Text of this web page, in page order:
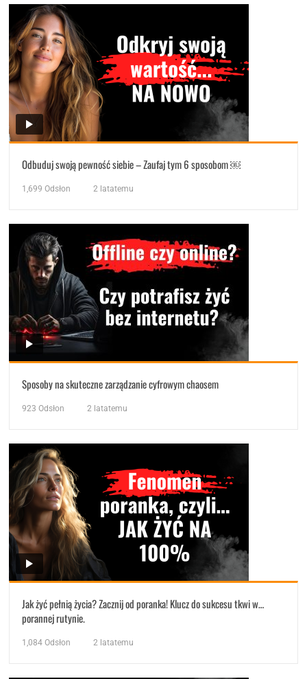
Odbuduj swoją pewność siebie – Zaufaj tym 6 sposobom ￼
1,699 Odsłon 2 latatemu
Sposoby na skuteczne zarządzanie cyfrowym chaosem
923 Odsłon 2 latatemu
Jak żyć pełnią życia? Zacznij od poranka! Klucz do sukcesu tkwi w…
porannej rutynie.
1,084 Odsłon 2 latatemu